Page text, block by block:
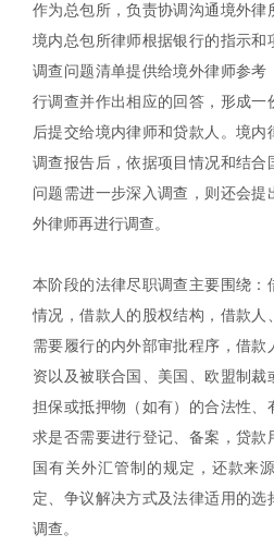
作为总包所，负责协调沟通境外律
境内总包所律师根据银行的指示和
调查问题清单提供给境外律师参
行调查并作出相应的回答，形成
后提交给境内律师和贷款人。境
调查报告后，依据项目情况和结
问题需进一步深入调查，则还会提
外律师再进行调查。
本阶段的法律尽职调查主要围绕
情况，借款人的股权结构，借款人
需要履行的内外部审批程序，借款
资以及被联合国、美国、欧盟制裁
担保或抵押物（如有）的合法性
求是否需要进行登记、备案，贷
国有关外汇管制的规定，还款来
定、争议解决方式及法律适用的
调查。